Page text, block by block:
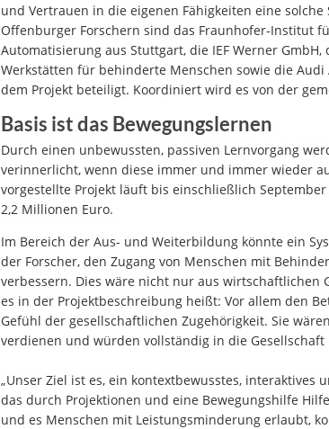
und Vertrauen in die eigenen Fähigkeiten eine
Offenburger Forschern sind das Fraunhofer-Institut
Automatisierung aus Stuttgart, die IEF Werner
Werkstätten für behinderte Menschen sowie die Audi
dem Projekt beteiligt. Koordiniert wird es von der
Basis ist das Bewegungslernen
Durch einen unbewussten, passiven Lernvorgang
verinnerlicht, wenn diese immer und immer wieder
vorgestellte Projekt läuft bis einschließlich
2,2 Millionen Euro.
Im Bereich der Aus- und Weiterbildung könnte ein
der Forscher, den Zugang von Menschen mit
verbessern. Dies wäre nicht nur aus wirtschaftlichen
es in der Projektbeschreibung heißt: Vor allem den
Gefühl der gesellschaftlichen Zugehörigkeit. Sie
verdienen und würden vollständig in die
„Unser Ziel ist es, ein kontextbewusstes, interaktives
das durch Projektionen und eine Bewegungshilfe
und es Menschen mit Leistungsminderung erlaubt,